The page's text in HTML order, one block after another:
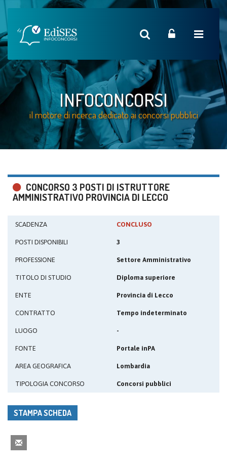
INFOCONCORSI
il motore di ricerca dedicato ai concorsi pubblici
CONCORSO 3 POSTI DI ISTRUTTORE
AMMINISTRATIVO PROVINCIA DI LECCO
SCADENZA CONCLUSO
POSTI DISPONIBILI 3
PROFESSIONE Settore Amministrativo
TITOLO DI STUDIO Diploma superiore
ENTE Provincia di Lecco
CONTRATTO Tempo indeterminato
LUOGO -
FONTE Portale inPA
AREA GEOGRAFICA Lombardia
TIPOLOGIA CONCORSO Concorsi pubblici
STAMPA SCHEDA